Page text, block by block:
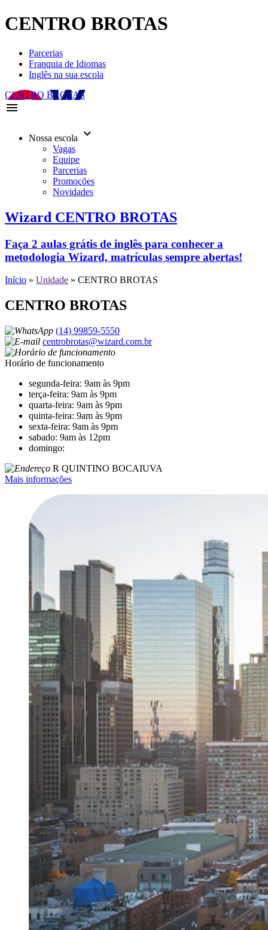
CENTRO BROTAS
Parcerias
Franquia de Idiomas
Inglês na sua escola
CENTRO BROTAS
menu
Nossa escola keyboard_arrow_down
Vagas
Equipe
Parcerias
Promoções
Novidades
Wizard CENTRO BROTAS
Faça 2 aulas grátis de inglês para conhecer a
metodologia Wizard, matrículas sempre abertas!
Início » Unidade » CENTRO BROTAS
CENTRO BROTAS
(14) 99859-5550
centrobrotas@wizard.com.br
Horário de funcionamento
segunda-feira: 9am às 9pm
terça-feira: 9am às 9pm
quarta-feira: 9am às 9pm
quinta-feira: 9am às 9pm
sexta-feira: 9am às 9pm
sabado: 9am às 12pm
domingo:
R QUINTINO BOCAIUVA
Mais informações